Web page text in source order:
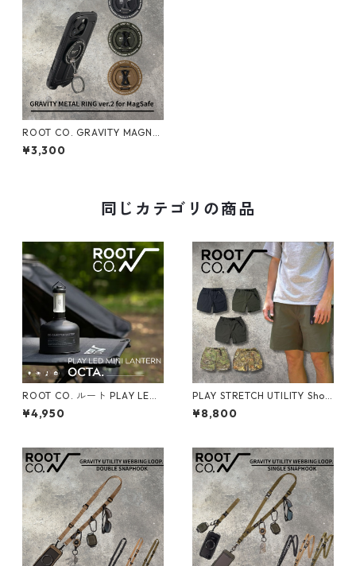
ROOT CO. GRAVITY MAGNE
TRING for MagSafe
¥3,300
同じカテゴリの商品
ROOT CO. ルート PLAY LED
MINI LANTERN OCTA. ルート
コー LEDランタン
¥4,950
PLAY STRETCH UTILITY Shor
ts
¥8,800